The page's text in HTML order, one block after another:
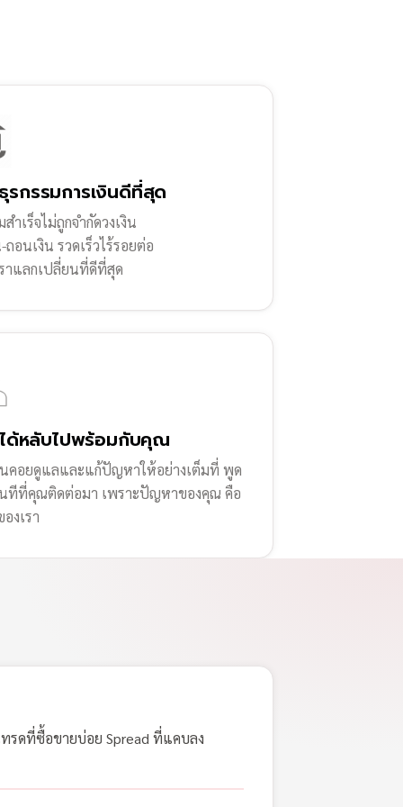
กรรมการเงินดีที่สุด
ำเร็จไม่ถูกจำกัดวงเงิน
ถอนเงิน รวดเร็วไร้รอยต่อ
าแลกเปลี่ยนที่ดีที่สุด
ได้หลับไปพร้อมกับคุณ
คอยดูแลและแก้ปัญหาให้อย่างเต็มที่ พูด
ทีที่คุณติดต่อมา เพราะปัญหาของคุณ คือ
งเรา
รดที่ซื้อขายบ่อย Spread ที่แคบลง